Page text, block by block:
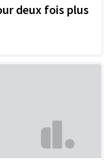
deux fois plus